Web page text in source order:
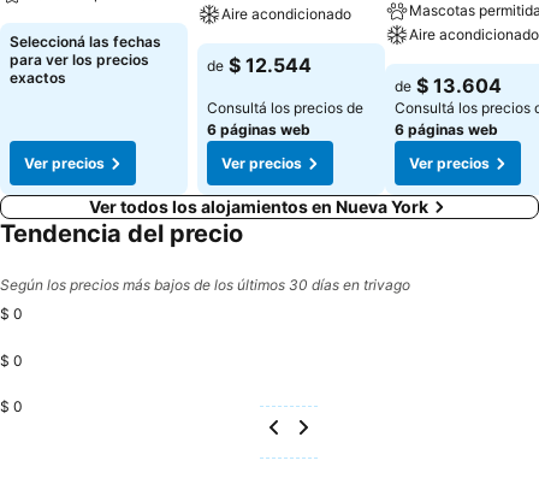
Seleccioná las fechas
para ver los precios
exactos
Ver precios
Aire acondicionado
de $ 12.544
Consultá los precios de
6 páginas web
Ver precios
Mascotas
Aire acondicionado
de $ 13.604
Consultá los precios
6 páginas web
Ver precios
Ver todos los alojamientos en Nueva York
Tendencia del precio
Según los precios más bajos de los últimos 30 días en trivago
$ 0
$ 0
$ 0